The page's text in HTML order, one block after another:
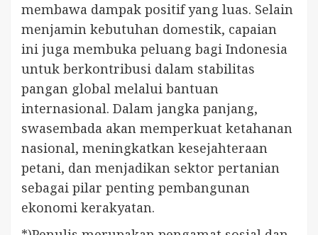
membawa dampak positif yang luas. Selain
menjamin kebutuhan domestik, capaian
ini juga membuka peluang bagi Indonesia
untuk berkontribusi dalam stabilitas
pangan global melalui bantuan
internasional. Dalam jangka panjang,
swasembada akan memperkuat ketahanan
nasional, meningkatkan kesejahteraan
petani, dan menjadikan sektor pertanian
sebagai pilar penting pembangunan
ekonomi kerakyatan.